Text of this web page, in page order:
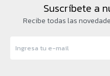
Suscríbete a
Recibe todas las